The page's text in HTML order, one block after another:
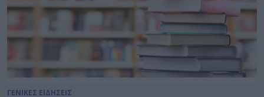
ΓΕΝΙΚΕΣ ΕΙΔΗΣΕΙΣ